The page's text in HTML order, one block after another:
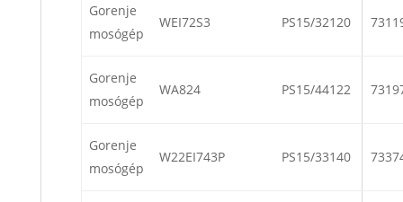
Gorenje
mosógép
WEI72S3 PS15/32120
Gorenje
mosógép
WA824 PS15/44122
Gorenje
mosógép
W22EI743P PS15/33140